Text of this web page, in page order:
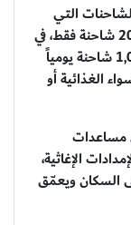
التي
تصل إلى القطاع يومياً يتراوح ما بين 150 و200 شاحنة فقط، في
حين تحتاج غزة إلى ما لا يقل عن 600 إلى 1,000 شاحنة يومياً
الغذائية أو
مساعدات
الإغاثية،
السكان ويعمّق